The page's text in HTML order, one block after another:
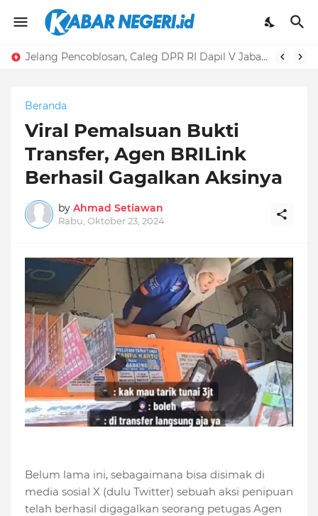
Jelang Pencoblosan, Caleg DPR RI Dapil V Jabar dari PKB Nomor Urut 5 Yusinta Ningsih Unggul di Sejumlah Survei, Geser Beberapa Incumbent
Beranda
Viral Pemalsuan Bukti
Transfer, Agen BRILink
Berhasil Gagalkan Aksinya
by Ahmad Setiawan
Rabu, Oktober 23, 2024
Belum lama ini, sebagaimana bisa disimak di
media sosial X (dulu Twitter) sebuah aksi penipuan
telah berhasil digagalkan seorang petugas Agen